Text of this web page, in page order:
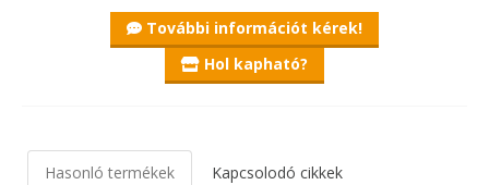
További információt kérek!
Hol kapható?
Hasonló termékek Kapcsolodó cikkek